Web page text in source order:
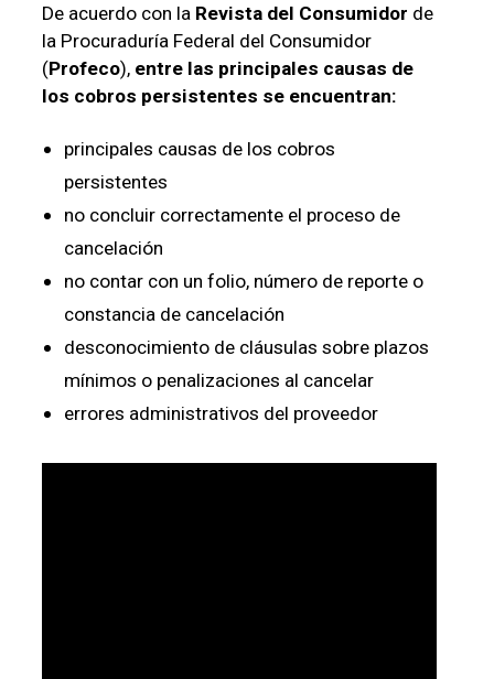
De acuerdo con la Revista del Consumidor de
la Procuraduría Federal del Consumidor
(Profeco), entre las principales causas de
los cobros persistentes se encuentran:
principales causas de los cobros
persistentes
no concluir correctamente el proceso de
cancelación
no contar con un folio, número de reporte o
constancia de cancelación
desconocimiento de cláusulas sobre plazos
mínimos o penalizaciones al cancelar
errores administrativos del proveedor